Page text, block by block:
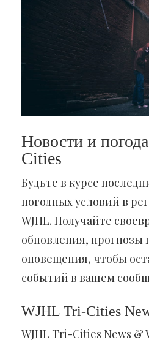
Новости и
Cities
Будьте в курсе
погодных условий в
WJHL. Получайте
обновления,
оповещения, чтобы
событий в вашем
WJHL Tri-Cities
WJHL Tri-Cities News &